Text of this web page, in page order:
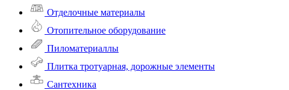
Отделочные материалы
Отопительное оборудование
Пиломатериаллы
Плитка тротуарная, дорожные элементы
Сантехника